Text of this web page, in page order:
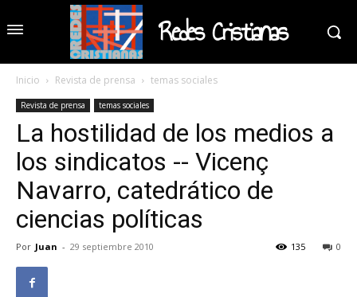
Redes Cristianas
Inicio Revista de prensa temas sociales
Revista de prensa temas sociales
La hostilidad de los medios a
los sindicatos -- Vicenç
Navarro, catedrático de
ciencias políticas
Por Juan - 29 septiembre 2010 0
135